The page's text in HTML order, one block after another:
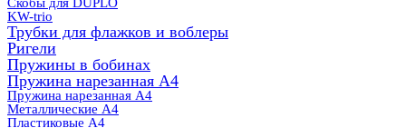
KW-trio
Трубки для флажков и воблеры
Ригели
Пружины в бобинах
Пружина нарезанная А4
Пружина нарезанная А4
Металлические А4
Пластиковые А4